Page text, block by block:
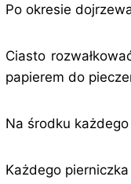
Po okresie
Ciasto
papierem do
Na środku każdego
Każdego